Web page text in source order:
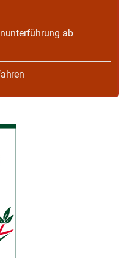
ab